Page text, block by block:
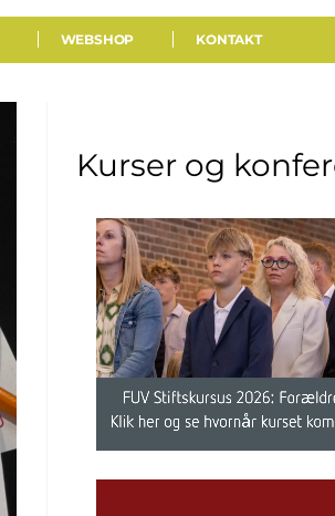
WEBSHOP KONTAKT
Kurser og